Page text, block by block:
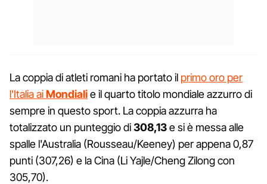
La coppia di atleti romani ha portato il primo oro per
l'Italia aiMondialie il quarto titolo mondiale azzurro di
sempre in questo sport. La coppia azzurra ha
totalizzato un punteggio di308,13e si è messa alle
spalle l'Australia (Rousseau/Keeney) per appena 0,87
punti (307,26) e la Cina (Li Yajle/Cheng Zilong con
305,70).